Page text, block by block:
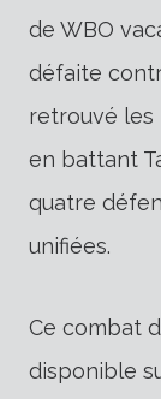
de WBO
défaite
retrouvé les
en battant
quatre
unifiées.
Ce combat
disponible